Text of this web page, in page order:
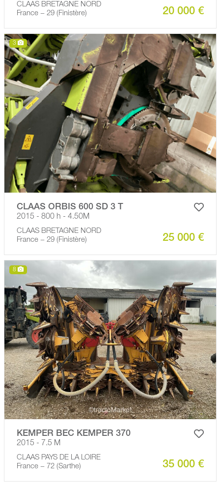
CLAAS BRETAGNE NORD
France − 29 (Finistère)
20 000 €
3
CLAAS ORBIS 600 SD 3 T
2015 - 800 h - 4.50M
CLAAS BRETAGNE NORD
France − 29 (Finistère)
25 000 €
8
KEMPER BEC KEMPER 370
2015 - 7.5 M
CLAAS PAYS DE LA LOIRE
France − 72 (Sarthe)
35 000 €